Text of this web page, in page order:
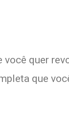
você quer
que